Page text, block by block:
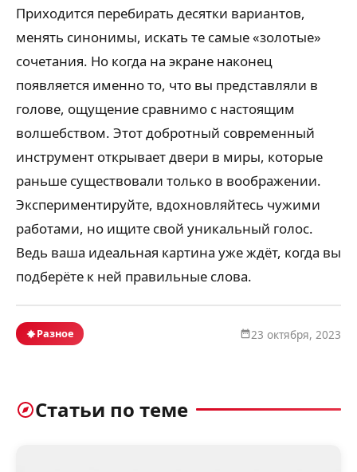
Приходится перебирать десятки вариантов,
менять синонимы, искать те самые «золотые»
сочетания. Но когда на экране наконец
появляется именно то, что вы представляли в
голове, ощущение сравнимо с настоящим
волшебством. Этот добротный современный
инструмент открывает двери в миры, которые
раньше существовали только в воображении.
Экспериментируйте, вдохновляйтесь чужими
работами, но ищите свой уникальный голос.
Ведь ваша идеальная картина уже ждёт, когда вы
подберёте к ней правильные слова.
Разное 23 октября, 2023
Статьи по теме